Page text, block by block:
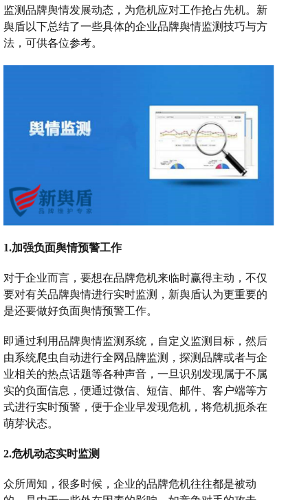
监测品牌舆情发展动态，为危机应对工作抢占先机。新
舆盾以下总结了一些具体的企业品牌舆情监测技巧与方
法，可供各位参考。
1.加强负面舆情预警工作
对于企业而言，要想在品牌危机来临时赢得主动，不仅
要对有关品牌舆情进行实时监测，新舆盾认为更重要的
是还要做好负面舆情预警工作。
即通过利用品牌舆情监测系统，自定义监测目标，然后
由系统爬虫自动进行全网品牌监测，探测品牌或者与企
业相关的热点话题等各种声音，一旦识别发现属于不属
实的负面信息，便通过微信、短信、邮件、客户端等方
式进行实时预警，便于企业早发现危机，将危机扼杀在
萌芽状态。
2.危机动态实时监测
众所周知，很多时候，企业的品牌危机往往都是被动